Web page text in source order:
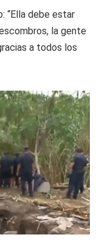
“Ella debe estar
la gente
a todos los